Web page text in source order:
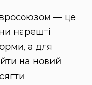
— це
нарешті
а для
на новий